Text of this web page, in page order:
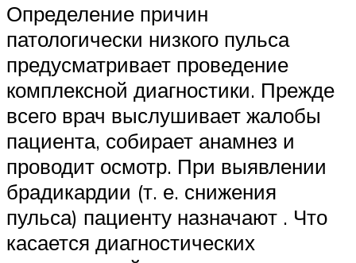
Определение причин
патологически низкого пульса
предусматривает проведение
комплексной диагностики. Прежде
всего врач выслушивает жалобы
пациента, собирает анамнез и
проводит осмотр. При выявлении
брадикардии (т. е. снижения
пульса) пациенту назначают . Что
касается диагностических